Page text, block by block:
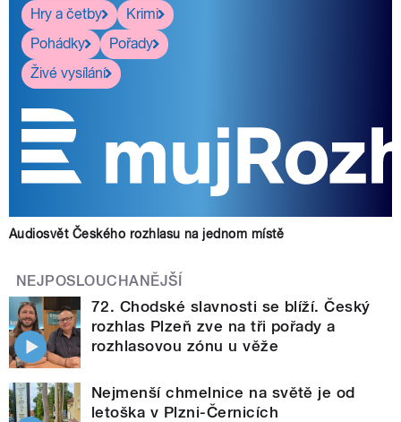
Hry a četby
Krimi
Pohádky
Pořady
Živé vysílání
Audiosvět Českého rozhlasu na jednom místě
NEJPOSLOUCHANĚJŠÍ
72. Chodské slavnosti se blíží. Český
rozhlas Plzeň zve na tři pořady a
rozhlasovou zónu u věže
Nejmenší chmelnice na světě je od
letoška v Plzni-Černicích